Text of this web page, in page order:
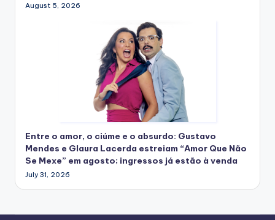
August 5, 2026
Entre o amor, o ciúme e o absurdo: Gustavo
Mendes e Glaura Lacerda estreiam “Amor Que Não
Se Mexe” em agosto; ingressos já estão à venda
July 31, 2026